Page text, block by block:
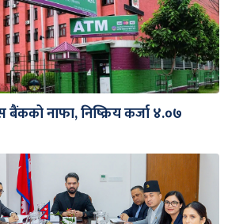
बैंकको नाफा, निष्क्रिय कर्जा ४.०७